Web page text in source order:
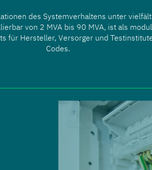
des Systemverhaltens unter
von 2 MVA bis 90 MVA, ist als
für Hersteller, Versorger und
Codes.